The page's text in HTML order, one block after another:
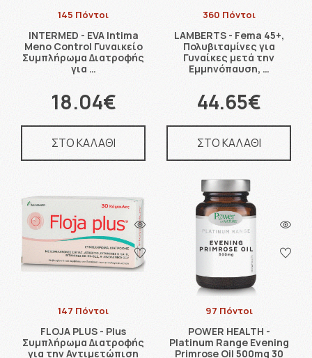
145 Πόντοι
INTERMED - EVA Intima
Meno Control Γυναικείο
Συμπλήρωμα Διατροφής
για …
18.04€
ΣΤΟ ΚΑΛΑΘΙ
360 Πόντοι
LAMBERTS - Fema 45+,
Πολυβιταμίνες για
Γυναίκες μετά την
Εμμηνόπαυση, …
44.65€
ΣΤΟ ΚΑΛΑΘΙ
147 Πόντοι
FLOJA PLUS - Plus
Συμπλήρωμα Διατροφής
για την Αντιμετώπιση
97 Πόντοι
POWER HEALTH -
Platinum Range Evening
Primrose Oil 500mg 30